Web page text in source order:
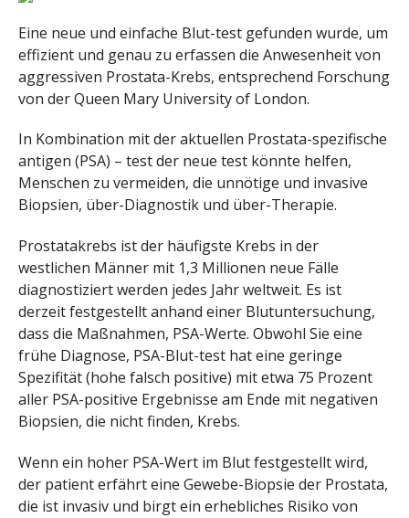
Eine neue und einfache Blut-test gefunden wurde, um
effizient und genau zu erfassen die Anwesenheit von
aggressiven Prostata-Krebs, entsprechend Forschung
von der Queen Mary University of London.
In Kombination mit der aktuellen Prostata-spezifische
antigen (PSA) – test der neue test könnte helfen,
Menschen zu vermeiden, die unnötige und invasive
Biopsien, über-Diagnostik und über-Therapie.
Prostatakrebs ist der häufigste Krebs in der
westlichen Männer mit 1,3 Millionen neue Fälle
diagnostiziert werden jedes Jahr weltweit. Es ist
derzeit festgestellt anhand einer Blutuntersuchung,
dass die Maßnahmen, PSA-Werte. Obwohl Sie eine
frühe Diagnose, PSA-Blut-test hat eine geringe
Spezifität (hohe falsch positive) mit etwa 75 Prozent
aller PSA-positive Ergebnisse am Ende mit negativen
Biopsien, die nicht finden, Krebs.
Wenn ein hoher PSA-Wert im Blut festgestellt wird,
der patient erfährt eine Gewebe-Biopsie der Prostata,
die ist invasiv und birgt ein erhebliches Risiko von